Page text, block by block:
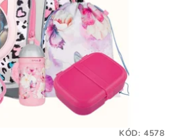
KÓD: 4578